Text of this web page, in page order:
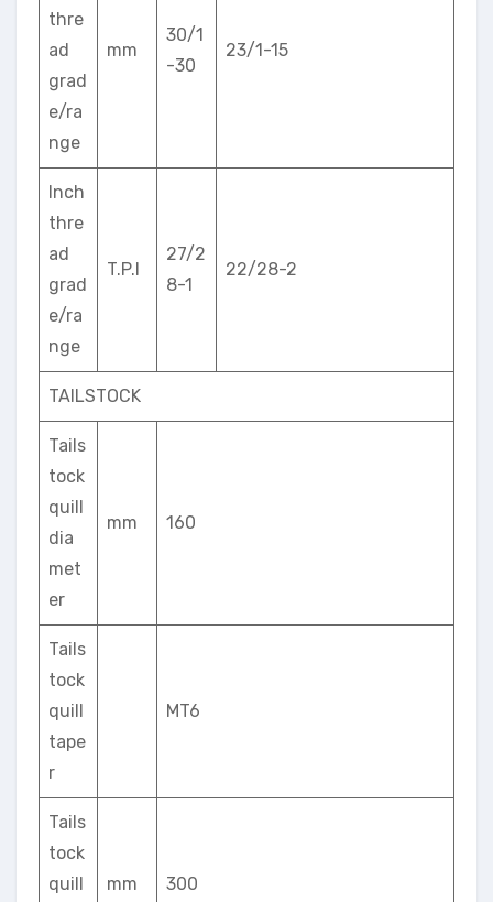
thre
ad
grad
e/ra
nge
mm
30/1
-30
23/1-15
Inch
thre
ad
grad
e/ra
nge
T.P.I
27/2
8-1
22/28-2
TAILSTOCK
Tails
tock
quill
dia
met
er
mm 160
Tails
tock
quill
tape
r
MT6
Tails
tock
quill
mm 300